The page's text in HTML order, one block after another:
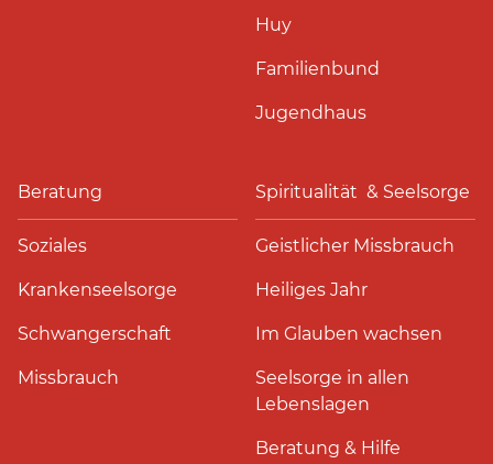
Huy
Familienbund
Jugendhaus
Beratung
Soziales
Krankenseelsorge
Schwangerschaft
Missbrauch
Spiritualität & Seelsorge
Geistlicher Missbrauch
Heiliges Jahr
Im Glauben wachsen
Seelsorge in allen
Lebenslagen
Beratung & Hilfe